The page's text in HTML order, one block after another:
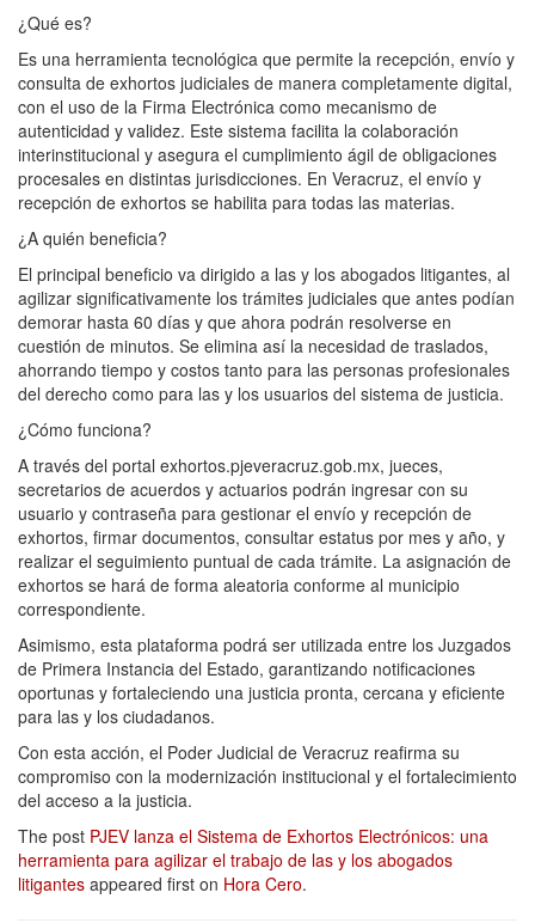
¿Qué es?
Es una herramienta tecnológica que permite la recepción, envío y
consulta de exhortos judiciales de manera completamente digital,
con el uso de la Firma Electrónica como mecanismo de
autenticidad y validez. Este sistema facilita la colaboración
interinstitucional y asegura el cumplimiento ágil de obligaciones
procesales en distintas jurisdicciones. En Veracruz, el envío y
recepción de exhortos se habilita para todas las materias.
¿A quién beneficia?
El principal beneficio va dirigido a las y los abogados litigantes, al
agilizar significativamente los trámites judiciales que antes podían
demorar hasta 60 días y que ahora podrán resolverse en
cuestión de minutos. Se elimina así la necesidad de traslados,
ahorrando tiempo y costos tanto para las personas profesionales
del derecho como para las y los usuarios del sistema de justicia.
¿Cómo funciona?
A través del portal exhortos.pjeveracruz.gob.mx, jueces,
secretarios de acuerdos y actuarios podrán ingresar con su
usuario y contraseña para gestionar el envío y recepción de
exhortos, firmar documentos, consultar estatus por mes y año, y
realizar el seguimiento puntual de cada trámite. La asignación de
exhortos se hará de forma aleatoria conforme al municipio
correspondiente.
Asimismo, esta plataforma podrá ser utilizada entre los Juzgados
de Primera Instancia del Estado, garantizando notificaciones
oportunas y fortaleciendo una justicia pronta, cercana y eficiente
para las y los ciudadanos.
Con esta acción, el Poder Judicial de Veracruz reafirma su
compromiso con la modernización institucional y el fortalecimiento
del acceso a la justicia.
The post PJEV lanza el Sistema de Exhortos Electrónicos: una
herramienta para agilizar el trabajo de las y los abogados
litigantes appeared first on Hora Cero.